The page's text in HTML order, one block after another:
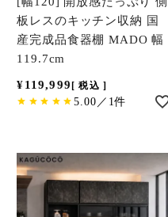
板レスのキッチン収納 国
産完成品食器棚 MADO 幅
119.7cm
¥119,999 税込
5.00／1件